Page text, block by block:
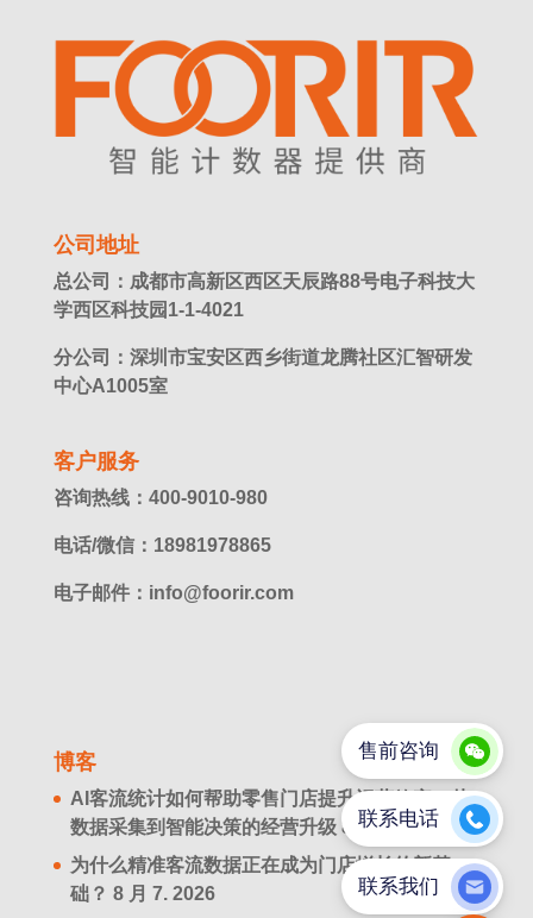
公司地址
总公司：成都市高新区西区天辰路88号电子科技大
学西区科技园1-1-4021
分公司：深圳市宝安区西乡街道龙腾社区汇智研发
中心A1005室
客户服务
咨询热线：400-9010-980
电话/微信：18981978865
电子邮件：info@foorir.com
博客
AI客流统计如何帮助零售门店提升运营效率？从
数据采集到智能决策的经营升级 8 月 8. 2026
为什么精准客流数据正在成为门店增长的新基
础？ 8 月 7. 2026